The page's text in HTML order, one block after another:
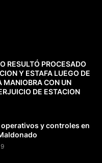
RESULTÓ PROCESADO
Y ESTAFA LUEGO DE
MANIOBRA CON UN
DE ESTACION
y controles en